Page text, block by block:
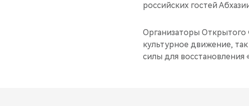
российских гостей
Организаторы Открытого
культурное движение,
силы для